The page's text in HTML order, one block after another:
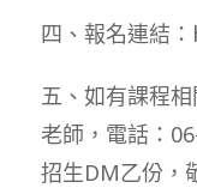
四、報名連結
五、如有課程
老師，電話：
招生DM乙份，